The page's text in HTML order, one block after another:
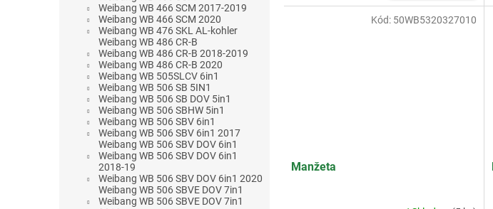
Weibang WB 466 SCM 2017-2019
Weibang WB 466 SCM 2020
Weibang WB 476 SKL AL-kohler
Weibang WB 486 CR-B
Weibang WB 486 CR-B 2018-2019
Weibang WB 486 CR-B 2020
Weibang WB 505SLCV 6in1
Weibang WB 506 SB 5IN1
Weibang WB 506 SB DOV 5in1
Weibang WB 506 SBHW 5in1
Weibang WB 506 SBV 6in1
Weibang WB 506 SBV 6in1 2017
Weibang WB 506 SBV DOV 6in1
Weibang WB 506 SBV DOV 6in1
2018-19
Weibang WB 506 SBV DOV 6in1 2020
Weibang WB 506 SBVE DOV 7in1
Weibang WB 506 SBVE DOV 7in1
Manžeta
Kód: 50WB5320327010